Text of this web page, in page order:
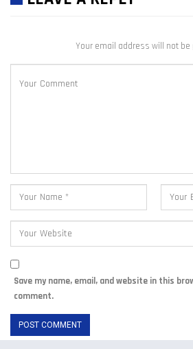
Your email address will not be
Save my name, email, and website in this
comment.